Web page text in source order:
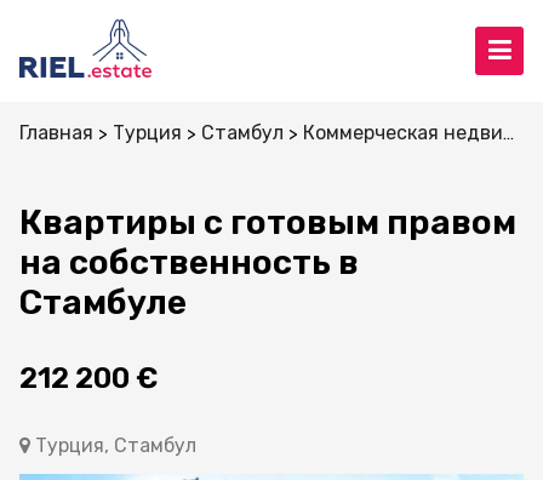
Главная Турция Стамбул Коммерческая недвижимость
Квартиры с готовым правом
на собственность в
Стамбуле
212 200 €
Турция, Стамбул